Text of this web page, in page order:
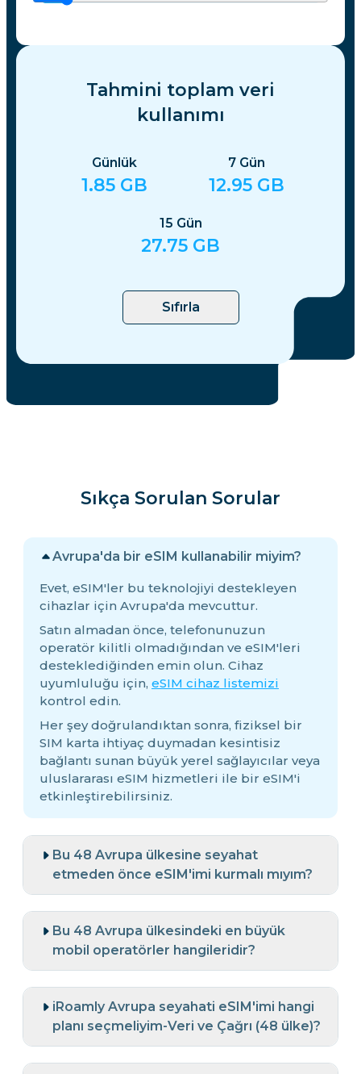
Tahmini toplam veri
kullanımı
Günlük
1.85 GB
7 Gün
12.95 GB
15 Gün
27.75 GB
Sıfırla
Sıkça Sorulan Sorular
Avrupa'da bir eSIM kullanabilir miyim?
Evet, eSIM'ler bu teknolojiyi destekleyen
cihazlar için Avrupa'da mevcuttur.
Satın almadan önce, telefonunuzun
operatör kilitli olmadığından ve eSIM'leri
desteklediğinden emin olun. Cihaz
uyumluluğu için, eSIM cihaz listemizi
kontrol edin.
Her şey doğrulandıktan sonra, fiziksel bir
SIM karta ihtiyaç duymadan kesintisiz
bağlantı sunan büyük yerel sağlayıcılar veya
uluslararası eSIM hizmetleri ile bir eSIM'i
etkinleştirebilirsiniz.
Bu 48 Avrupa ülkesine seyahat
etmeden önce eSIM'imi kurmalı mıyım?
Bu 48 Avrupa ülkesindeki en büyük
mobil operatörler hangileridir?
iRoamly Avrupa seyahati eSIM'imi hangi
planı seçmeliyim-Veri ve Çağrı (48 ülke)?